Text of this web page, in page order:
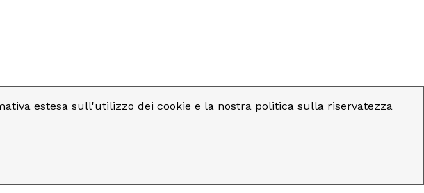
estesa sull'utilizzo dei cookie e la nostra politica sulla riservatezza